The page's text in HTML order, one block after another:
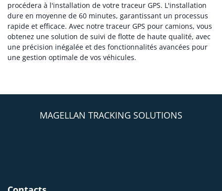
procédera à l'installation de votre traceur GPS. L'installation
dure en moyenne de 60 minutes, garantissant un processus
rapide et efficace. Avec notre traceur GPS pour camions, vous
obtenez une solution de suivi de flotte de haute qualité, avec
une précision inégalée et des fonctionnalités avancées pour
une gestion optimale de vos véhicules.
MAGELLAN TRACKING SOLUTIONS